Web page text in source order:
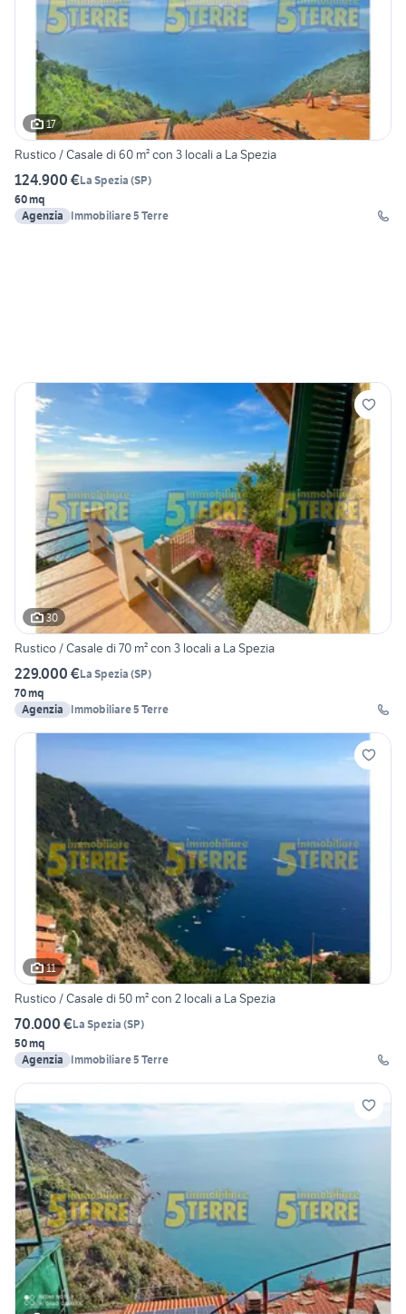
17
Rustico / Casale di 60 m² con 3 locali a La Spezia
124.900 €La Spezia (SP)
60 mq
Agenzia
Immobiliare 5 Terre
30
Rustico / Casale di 70 m² con 3 locali a La Spezia
229.000 €La Spezia (SP)
70 mq
Agenzia
Immobiliare 5 Terre
11
Rustico / Casale di 50 m² con 2 locali a La Spezia
70.000 €La Spezia (SP)
50 mq
Agenzia
Immobiliare 5 Terre